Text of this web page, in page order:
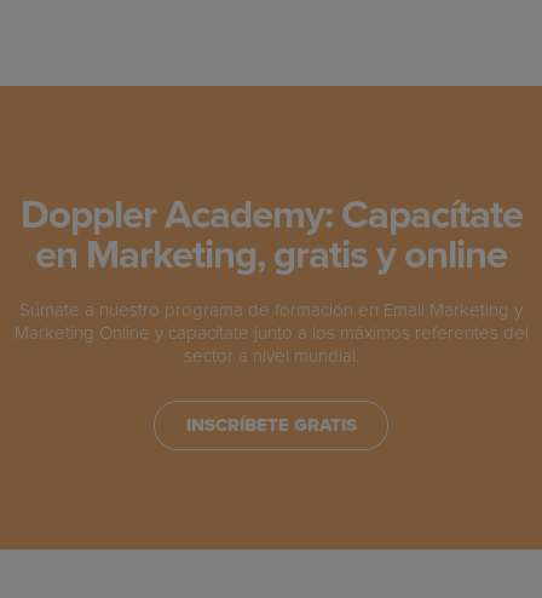
Doppler Academy: Capacítate
en Marketing, gratis y online
Súmate a nuestro programa de formación en Email Marketing y
Marketing Online y capacítate junto a los máximos referentes del
sector a nivel mundial.
INSCRÍBETE GRATIS